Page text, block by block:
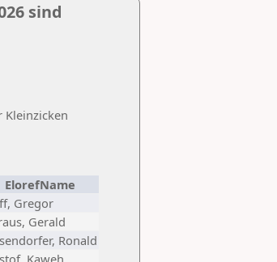
sind
Kleinzicken
ElorefName
Gregor
Gerald
Ronald